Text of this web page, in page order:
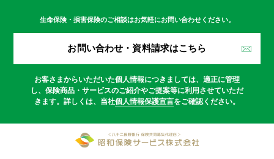
生命保険・損害保険のご相談はお気軽にお問い合わせください。
お問い合わせ・資料請求はこちら
お客さまからいただいた個人情報につきましては、適正に管理
し、保険商品・サービスのご紹介やご提案等に利用させていただ
きます。 詳しくは、当社個人情報保護宣言をご確認ください。